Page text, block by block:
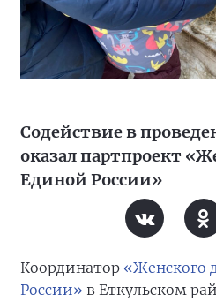
Содействие в
оказал партпроект
Единой России»
Координатор «Женского
России» в Еткульском